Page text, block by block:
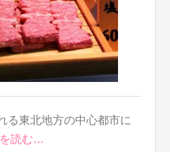
る東北地方の中心都市に
読む…